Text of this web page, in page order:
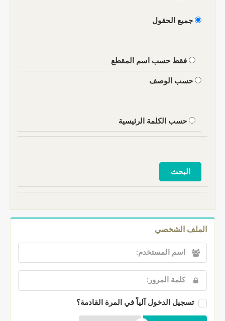
جميع الحقول
فقط حسب اسم المقطع
حسب الوصف
حسب الكلمة الرئيسية
الملف الشخصي
تسجيل الدخول آلياً في المرة القادمة؟